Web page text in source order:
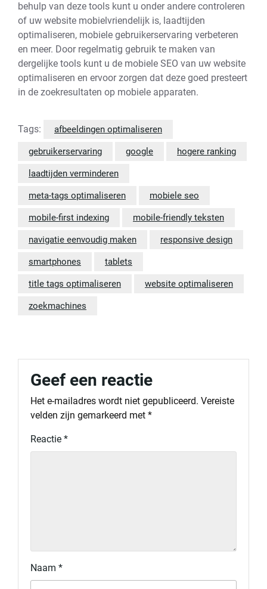
behulp van deze tools kunt u onder andere controleren
of uw website mobielvriendelijk is, laadtijden
optimaliseren, mobiele gebruikerservaring verbeteren
en meer. Door regelmatig gebruik te maken van
dergelijke tools kunt u de mobiele SEO van uw website
optimaliseren en ervoor zorgen dat deze goed presteert
in de zoekresultaten op mobiele apparaten.
Tags: afbeeldingen optimaliseren
gebruikerservaring google hogere ranking
laadtijden verminderen
meta-tags optimaliseren mobiele seo
mobile-first indexing mobile-friendly teksten
navigatie eenvoudig maken responsive design
smartphones tablets
title tags optimaliseren website optimaliseren
zoekmachines
Geef een reactie
Het e-mailadres wordt niet gepubliceerd. Vereiste
velden zijn gemarkeerd met *
Reactie *
Naam *